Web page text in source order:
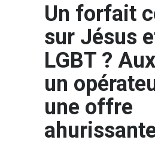
Un forfait
sur Jésus
LGBT ?
un
une offre